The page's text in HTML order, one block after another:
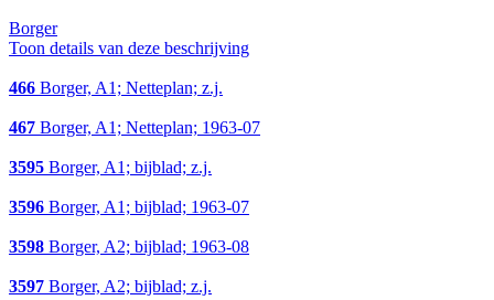
Borger
Toon details van deze beschrijving
466 Borger, A1; Netteplan; z.j.
467 Borger, A1; Netteplan; 1963-07
3595 Borger, A1; bijblad; z.j.
3596 Borger, A1; bijblad; 1963-07
3598 Borger, A2; bijblad; 1963-08
3597 Borger, A2; bijblad; z.j.